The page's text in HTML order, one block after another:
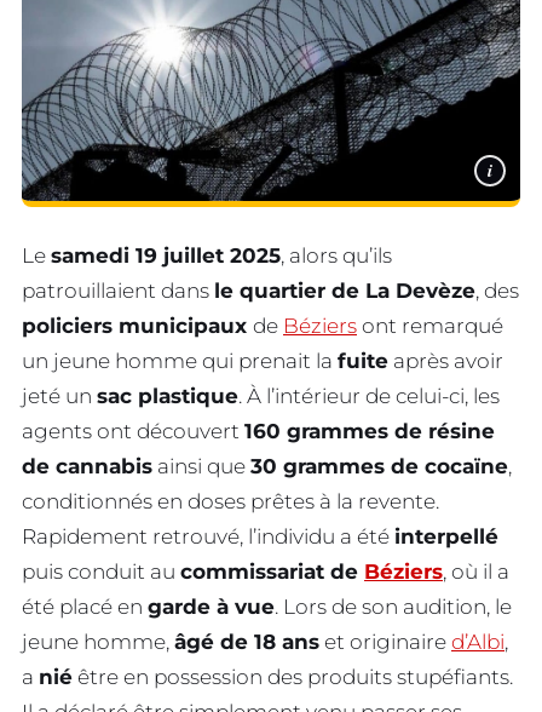
i
Le samedi 19 juillet 2025, alors qu’ils
patrouillaient dans le quartier de La Devèze, des
policiers municipaux de Béziers ont remarqué
un jeune homme qui prenait la fuite après avoir
jeté un sac plastique. À l’intérieur de celui-ci, les
agents ont découvert 160 grammes de résine
de cannabis ainsi que 30 grammes de cocaïne,
conditionnés en doses prêtes à la revente.
Rapidement retrouvé, l’individu a été interpellé
puis conduit au commissariat de Béziers, où il a
été placé en garde à vue. Lors de son audition, le
jeune homme, âgé de 18 ans et originaire d’Albi,
a nié être en possession des produits stupéfiants.